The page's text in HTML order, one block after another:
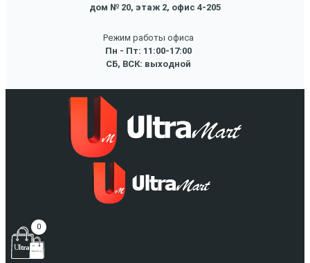
дом № 20, этаж 2, офис 4-205
Режим работы офиса
Пн - Пт: 11:00-17:00
СБ, ВСК: выходной
0